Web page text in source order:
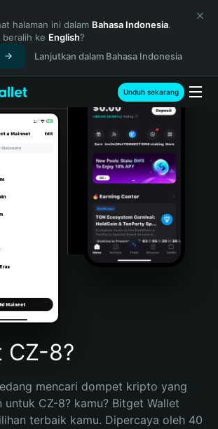
halaman ini dalam Bahasa Indonesia.
beralih ke English?
Lanjutkan dalam Bahasa Indonesia
Unduh sekarang
CZ-8?
mencari dompet kripto yang
untuk CZ-8? kamu? Bitget Wallet
terbaik kamu. Dipercaya oleh 40